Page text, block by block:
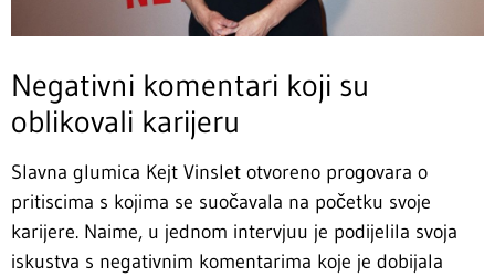
Negativni komentari koji su
oblikovali karijeru
Slavna glumica Kejt Vinslet otvoreno progovara o
pritiscima s kojima se suočavala na početku svoje
karijere. Naime, u jednom intervjuu je podijelila svoja
iskustva s negativnim komentarima koje je dobijala